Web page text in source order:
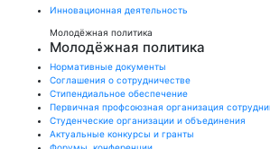
Инновационная деятельность
Молодёжная политика
Молодёжная политика
Нормативные документы
Соглашения о сотрудничестве
Стипендиальное обеспечение
Первичная профсоюзная организация
Студенческие организации и объединения
Актуальные конкурсы и гранты